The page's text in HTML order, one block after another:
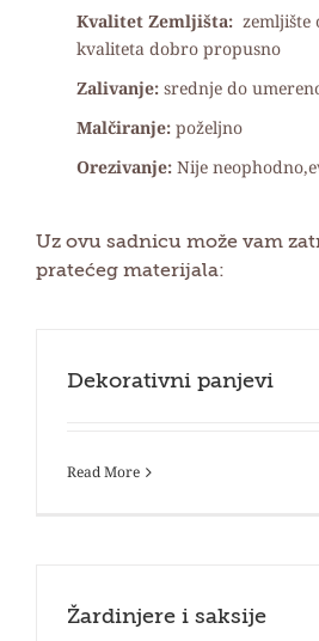
Kvalitet Zemljišta: zemljište
kvaliteta dobro propusno
Zalivanje: srednje do
Malčiranje:poželjno
Orezivanje: Nije
Uz ovu sadnicu može vam
pratećeg materijala:
Dekorativni panjevi
Read More
Žardinjere i saksije